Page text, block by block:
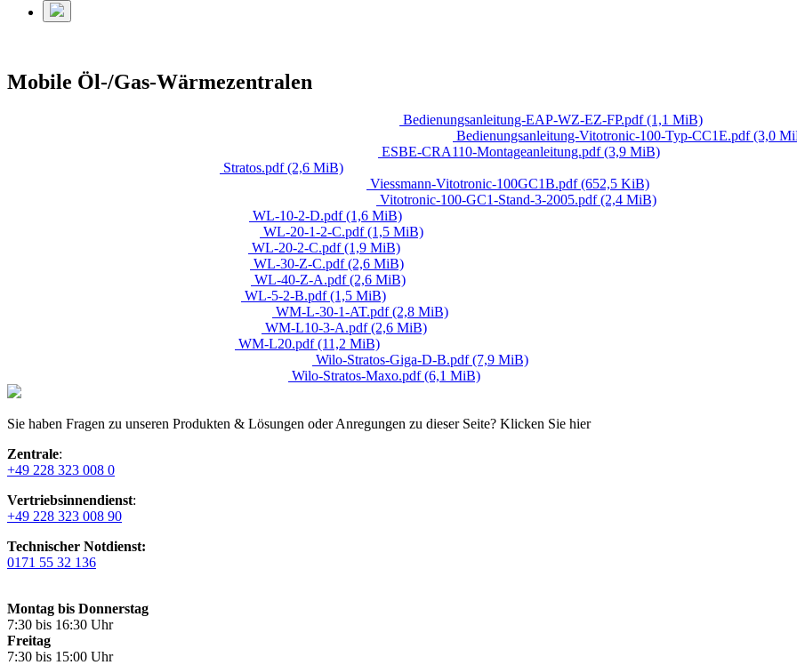
Mobile Öl-/Gas-Wärmezentralen
Bedienungsanleitung-EAP-WZ-EZ-FP.pdf(1,1 MiB)
Bedienungsanleitung-Vitotronic-100-Typ-CC1E.pdf(3,0
ESBE-CRA110-Montageanleitung.pdf(3,9 MiB)
Stratos.pdf(2,6 MiB)
Viessmann-Vitotronic-100GC1B.pdf(652,5 KiB)
Vitotronic-100-GC1-Stand-3-2005.pdf(2,4 MiB)
WL-10-2-D.pdf(1,6 MiB)
WL-20-1-2-C.pdf(1,5 MiB)
WL-20-2-C.pdf(1,9 MiB)
WL-30-Z-C.pdf(2,6 MiB)
WL-40-Z-A.pdf(2,6 MiB)
WL-5-2-B.pdf(1,5 MiB)
WM-L-30-1-AT.pdf(2,8 MiB)
WM-L10-3-A.pdf(2,6 MiB)
WM-L20.pdf(11,2 MiB)
Wilo-Stratos-Giga-D-B.pdf(7,9 MiB)
Wilo-Stratos-Maxo.pdf(6,1 MiB)
Sie haben Fragen zu unseren Produkten & Lösungen oder Anregungen zu dieser Seite? Klicken Sie hier
Zentrale:
+49 228 323 008 0
Vertriebsinnendienst:
+49 228 323 008 90
Technischer Notdienst:
0171 55 32 136
Montag bis Donnerstag
7:30 bis 16:30 Uhr
Freitag
7:30 bis 15:00 Uhr